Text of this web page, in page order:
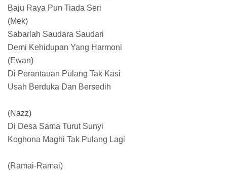
Baju Raya Pun Tiada Seri
(Mek)
Sabarlah Saudara Saudari
Demi Kehidupan Yang Harmoni
(Ewan)
Di Perantauan Pulang Tak Kasi
Usah Berduka Dan Bersedih
(Nazz)
Di Desa Sama Turut Sunyi
Koghona Maghi Tak Pulang Lagi
(Ramai-Ramai)